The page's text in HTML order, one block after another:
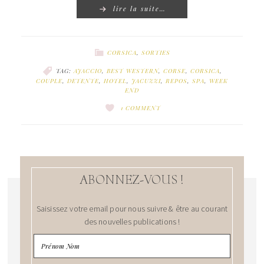
lire la suite…
CORSICA, SORTIES
TAG:AJACCIO, BEST WESTERN, CORSE, CORSICA,
COUPLE, DETENTE, HOTEL, JACUZZI, REPOS, SPA, WEEK
END
1 COMMENT
ABONNEZ-VOUS !
Saisissez votre email pour nous suivre & être au courant
des nouvelles publications !